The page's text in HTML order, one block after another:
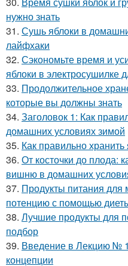
нужно знать
31. Сушь яблоки в
лайфхаки
32. Сэкономьте время и
яблоки в электросушилке
33. Продолжительное
которые вы должны знать
34. Заголовок 1: Как
домашних условиях зимой
35. Как правильно
36. От косточки до плода:
вишню в домашних
37. Продукты питания для
потенцию с помощью
38. Лучшие продукты для
подбор
39. Введение в Лекцию №
концепции